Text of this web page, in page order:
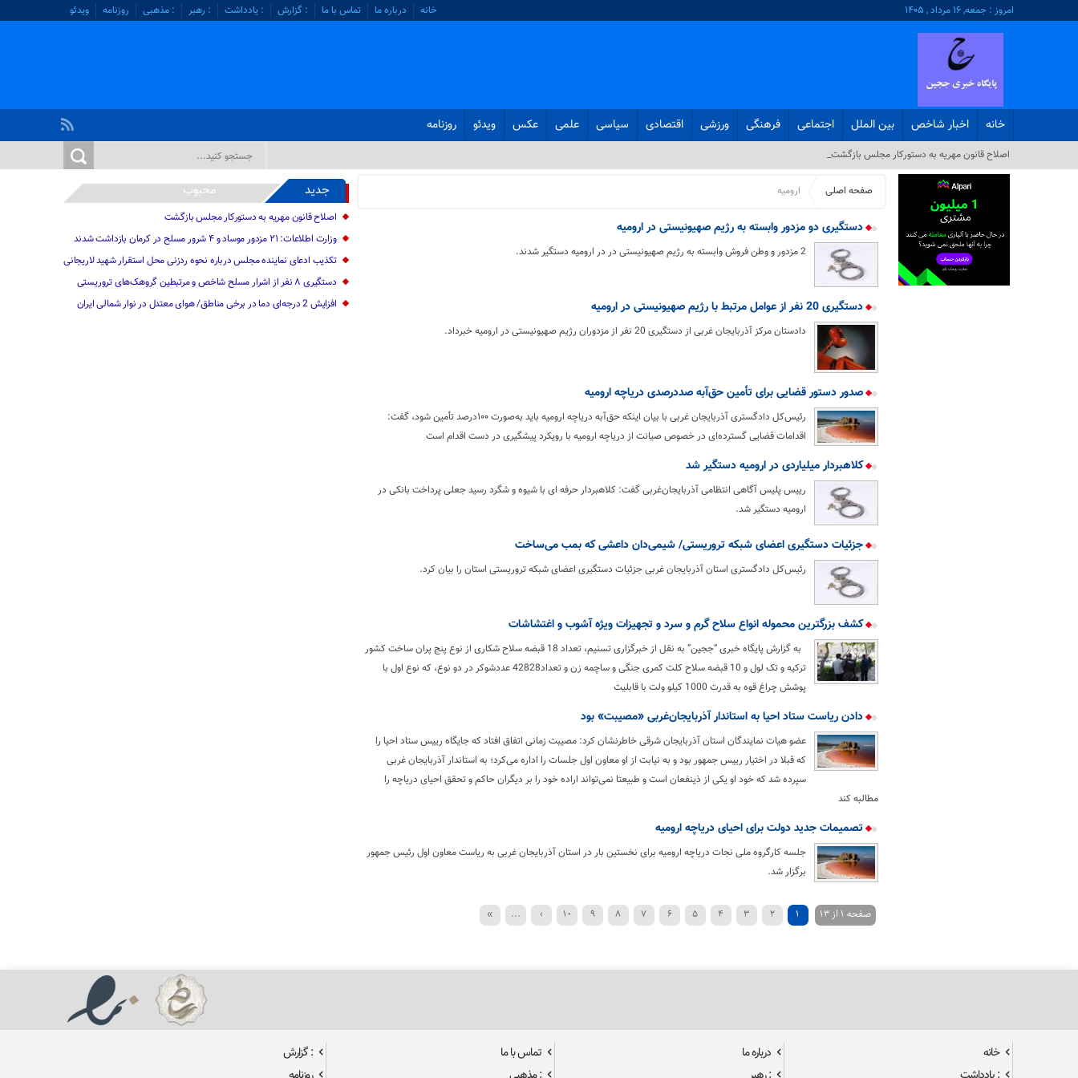
امروز : جمعه, ۱۶ مرداد , ۱۴۰۵ خانه درباره ما تماس با ما : گزارش : یادداشت : رهبر : مذهبی روزنامه ویدئو
خانه اخبار شاخص بین الملل اجتماعی فرهنگی ورزشی اقتصادی سیاسی علمی عکس ویدئو روزنامه
اصلاح قانون مهریه به دستورکار مجلس بازگشت_
صفحه اصلی ارومیه
دستگیری دو مزدور وابسته به رژیم صهیونیستی در ارومیه
2 مزدور و وطن فروش وابسته به رژیم صهیونیستی در در ارومیه دستگیر شدند.
دستگیری 20 نفر از عوامل مرتبط با رژیم صهیونیستی در ارومیه
دادستان مرکز آذربایجان غربی از دستگیری 20 نفر از مزدوران رژیم صهیونیستی در ارومیه خبرداد.
صدور دستور قضایی برای تأمین حق‌آبه صددرصدی دریاچه ارومیه
رئیس‌کل دادگستری آذربایجان غربی با بیان اینکه ‌حق‌آبه دریاچه ارومیه باید به‌صورت ۱۰۰درصد تأمین شود، گفت:
اقدامات قضایی گسترده‌ای در خصوص صیانت از دریاچه ارومیه با رویکرد پیشگیری در دست اقدام است
کلاهبردار میلیاردی در ارومیه دستگیر شد
رییس پلیس آگاهی انتظامی آذربایجان‌غربی گفت: کلاهبردار حرفه ای با شیوه و شگرد رسید جعلی پرداخت بانکی در
ارومیه دستگیر شد.
جزئیات دستگیری اعضای شبکه تروریستی/ ‌شیمی‌دان داعشی که بمب می‌ساخت‌‌
رئیس‌کل دادگستری استان آذربایجان غربی جزئیات دستگیری اعضای شبکه تروریستی استان را بیان کرد.
کشف بزرگترین محموله انواع سلاح گرم و سرد و تجهیزات ویژه آشوب و اغتشاشات
به گزارش پایگاه خبری “ججین” به نقل از خبرگزاری تسنیم، تعداد 18 قبضه سلاح شکاری از نوع پنج پران ساخت کشور
ترکیه و تک لول و 10 قبضه سلاح کلت کمری جنگی و ساچمه زن و تعداد42828 عددشوکر در دو نوع، که نوع اول با
پوشش چراغ قوه به قدرت 1000 کیلو ولت با قابلیت
دادن ریاست ستاد احیا به استاندار آذربایجان‌غربی «مصیبت» بود
عضو هیات نمایندگان استان آذربایجان شرقی خاطرنشان کرد: مصیبت زمانی اتفاق افتاد که جایگاه رییس ستاد احیا را
که قبلا در اختیار رییس جمهور بود و به نیابت از او معاون اول جلسات را اداره می‌کرد؛ به استاندار آذربایجان غربی
سپرده شد که خود او یکی از ذینفعان است و طبیعتا نمی‌تواند اراده خود را بر دیگران حاکم و تحقق احیای دریاچه را
مطالبه کند
تصمیمات جدید دولت برای احیای دریاچه ارومیه
جلسه کارگروه ملی نجات دریاچه ارومیه ‌برای نخستین بار در استان آذربایجان غربی به ریاست معاون اول رئیس جمهور
برگزار شد.
صفحه 1 از 13 1
2
3
4
5
6
7
8
9
10
›
...
»
جدید محبوب
اصلاح قانون مهریه به دستورکار مجلس بازگشت
وزارت اطلاعات: ۲۱ مزدور موساد و ۴ شرور مسلح در کرمان بازداشت شدند
تکذیب ادعای نماینده مجلس درباره نحوه ردزنی محل استقرار شهید لاریجانی
دستگیری ۸ نفر از اشرار مسلح شاخص و مرتبطین گروهک‌های تروریستی
افزایش 2 درجه‌ای دما در برخی مناطق/ هوای معتدل در نوار شمالی ایران
خانه درباره ما تماس با ما
: گزارش